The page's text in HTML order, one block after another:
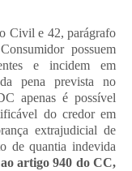
Civil e 42, parágrafo
possuem
e incidem em
pena prevista no
apenas é possível
do credor em
extrajudicial de
de quantia indevida
artigo 940 do CC,